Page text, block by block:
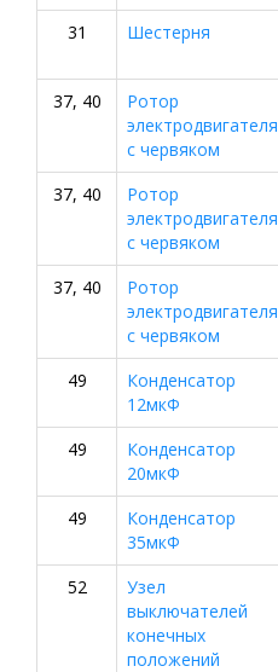
31 Шестерня
37, 40
Ротор
электродвигателя
с червяком
37, 40
Ротор
электродвигателя
с червяком
37, 40
Ротор
электродвигателя
с червяком
49
Конденсатор
12мкФ
49
Конденсатор
20мкФ
49
Конденсатор
35мкФ
52
Узел
выключателей
конечных
положений